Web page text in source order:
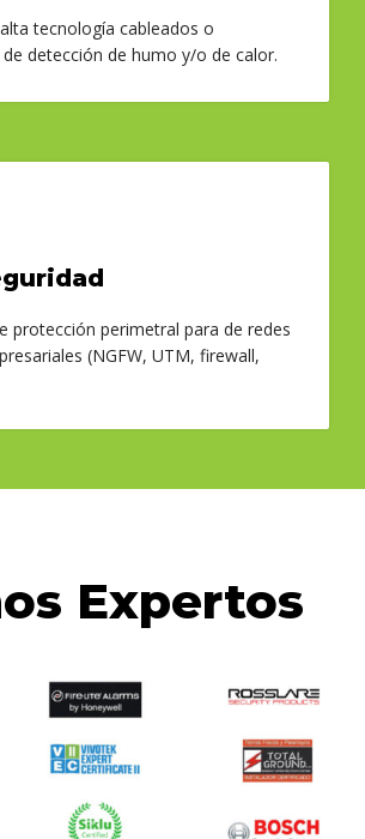
tecnología cableados o
detección de humo y/o de calor.
protección perimetral para de redes
(NGFW, UTM, firewall,
Expertos